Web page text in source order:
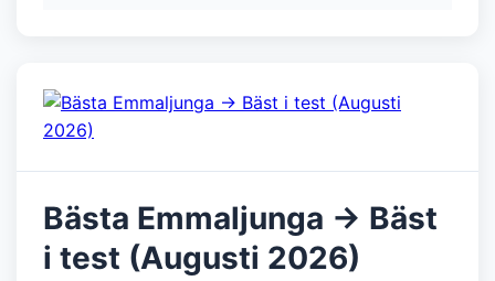
Bästa Emmaljunga → Bäst
i test (Augusti 2026)